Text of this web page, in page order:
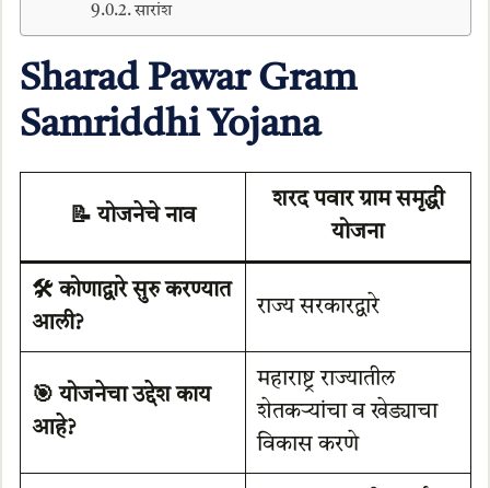
सारांश
Sharad Pawar Gram
Samriddhi Yojana
📝 योजनेचे नाव
शरद पवार ग्राम समृद्धी
योजना
🛠️ कोणाद्वारे सुरु करण्यात
आली?
राज्य सरकारद्वारे
🎯 योजनेचा उद्देश काय
आहे?
महाराष्ट्र राज्यातील
शेतकऱ्यांचा व खेड्याचा
विकास करणे